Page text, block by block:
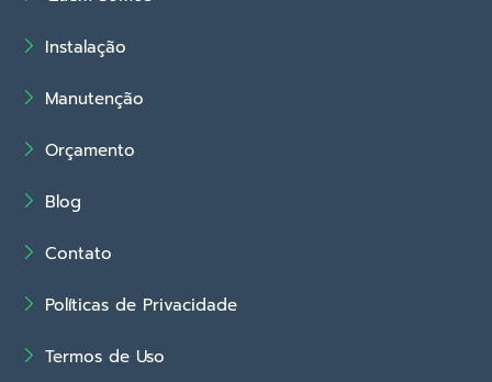
Instalação
Manutenção
Orçamento
Blog
Contato
Políticas de Privacidade
Termos de Uso